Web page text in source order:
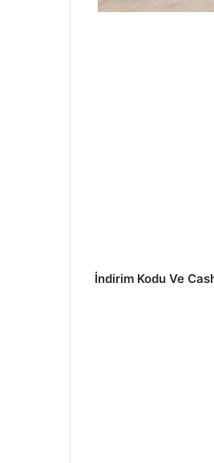
İndirim Kodu Ve